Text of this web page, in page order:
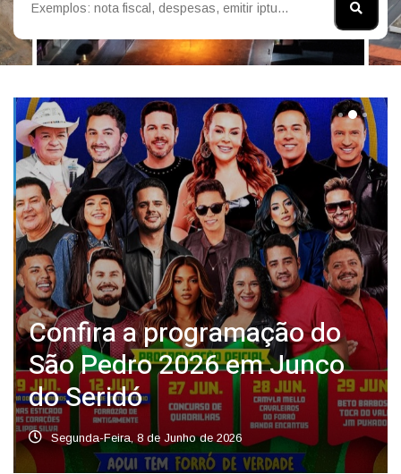
Confira a programação do
São Pedro 2026 em Junco
do Seridó
Segunda-Feira, 8 de Junho de 2026